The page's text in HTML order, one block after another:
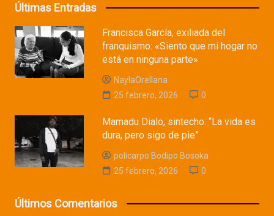
Últimas Entradas
Francisca García, exiliada del
franquismo: «Siento que mi hogar no
está en ninguna parte»
NaylaOrellana
25 febrero, 2026
0
Mamadu Dialo, sintecho: “La vida es
dura, pero sigo de pie”
policarpo Bodipo Bosoka
25 febrero, 2026
0
Últimos Comentarios